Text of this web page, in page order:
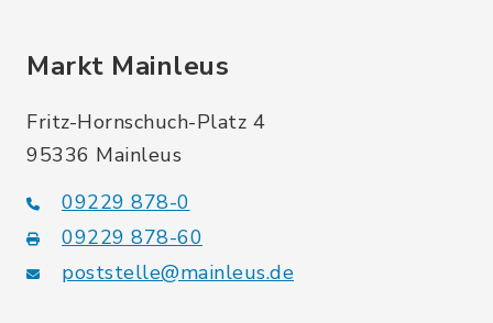
Markt Mainleus
Fritz-Hornschuch-Platz 4
95336 Mainleus
09229 878-0
09229 878-60
poststelle@mainleus.de